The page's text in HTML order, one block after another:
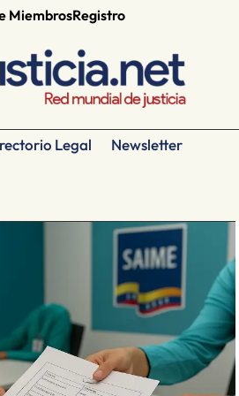
MiembrosRegistro
Legal Newsletter